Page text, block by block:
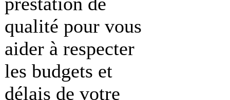
qualité pour vous
aider à respecter
les budgets et
délais de votre